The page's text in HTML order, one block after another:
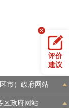
PORTUGUÊS
评价
建议
市）政府网站
区政府网站